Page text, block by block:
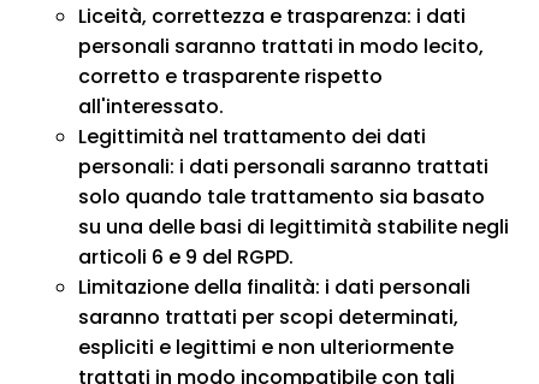
Liceità, correttezza e trasparenza: i dati
personali saranno trattati in modo lecito,
corretto e trasparente rispetto
all'interessato.
Legittimità nel trattamento dei dati
personali: i dati personali saranno trattati
solo quando tale trattamento sia basato
su una delle basi di legittimità stabilite negli
articoli 6 e 9 del RGPD.
Limitazione della finalità: i dati personali
saranno trattati per scopi determinati,
espliciti e legittimi e non ulteriormente
trattati in modo incompatibile con tali